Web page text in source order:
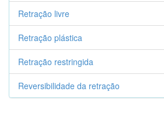
Retração livre
Retração plástica
Retração restringida
Reversibilidade da retração